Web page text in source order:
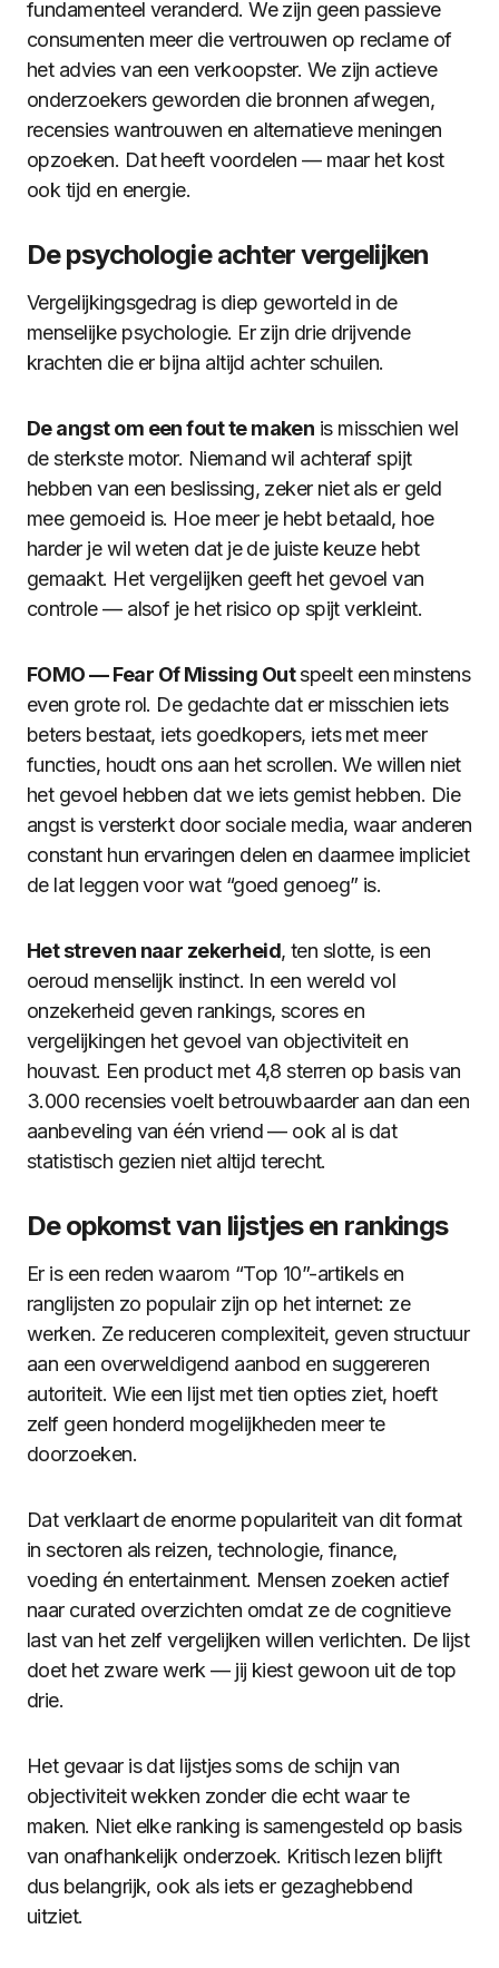
fundamenteel veranderd. We zijn geen passieve
consumenten meer die vertrouwen op reclame of
het advies van een verkoopster. We zijn actieve
onderzoekers geworden die bronnen afwegen,
recensies wantrouwen en alternatieve meningen
opzoeken. Dat heeft voordelen — maar het kost
ook tijd en energie.
De psychologie achter vergelijken
Vergelijkingsgedrag is diep geworteld in de
menselijke psychologie. Er zijn drie drijvende
krachten die er bijna altijd achter schuilen.
De angst om een fout te maken is misschien wel
de sterkste motor. Niemand wil achteraf spijt
hebben van een beslissing, zeker niet als er geld
mee gemoeid is. Hoe meer je hebt betaald, hoe
harder je wil weten dat je de juiste keuze hebt
gemaakt. Het vergelijken geeft het gevoel van
controle — alsof je het risico op spijt verkleint.
FOMO — Fear Of Missing Outspeelt een minstens
even grote rol. De gedachte dat er misschien iets
beters bestaat, iets goedkopers, iets met meer
functies, houdt ons aan het scrollen. We willen niet
het gevoel hebben dat we iets gemist hebben. Die
angst is versterkt door sociale media, waar anderen
constant hun ervaringen delen en daarmee impliciet
de lat leggen voor wat “goed genoeg” is.
Het streven naar zekerheid, ten slotte, is een
oeroud menselijk instinct. In een wereld vol
onzekerheid geven rankings, scores en
vergelijkingen het gevoel van objectiviteit en
houvast. Een product met 4,8 sterren op basis van
3.000 recensies voelt betrouwbaarder aan dan een
aanbeveling van één vriend — ook al is dat
statistisch gezien niet altijd terecht.
De opkomst van lijstjes en rankings
Er is een reden waarom “Top 10”-artikels en
ranglijsten zo populair zijn op het internet: ze
werken. Ze reduceren complexiteit, geven structuur
aan een overweldigend aanbod en suggereren
autoriteit. Wie een lijst met tien opties ziet, hoeft
zelf geen honderd mogelijkheden meer te
doorzoeken.
Dat verklaart de enorme populariteit van dit format
in sectoren als reizen, technologie, finance,
voeding én entertainment. Mensen zoeken actief
naar curated overzichten omdat ze de cognitieve
last van het zelf vergelijken willen verlichten. De lijst
doet het zware werk — jij kiest gewoon uit de top
drie.
Het gevaar is dat lijstjes soms de schijn van
objectiviteit wekken zonder die echt waar te
maken. Niet elke ranking is samengesteld op basis
van onafhankelijk onderzoek. Kritisch lezen blijft
dus belangrijk, ook als iets er gezaghebbend
uitziet.